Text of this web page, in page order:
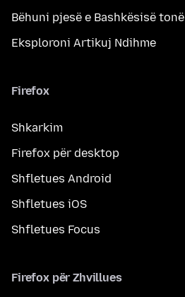
Bëhuni pjesë e Bashkësisë tonë
Eksploroni Artikuj Ndihme
Firefox
Shkarkim
Firefox për desktop
Shfletues Android
Shfletues iOS
Shfletues Focus
Firefox për Zhvillues